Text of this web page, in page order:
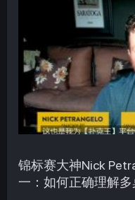
锦标赛大神Nick
一：如何正确理解多